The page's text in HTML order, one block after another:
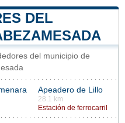
DEL
del municipio de
Apeadero de Lillo
28.1 km
Estación de ferrocarril